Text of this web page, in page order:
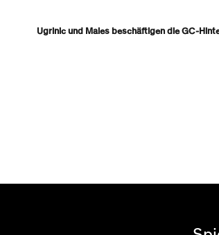
Ugrinic und Males beschäftigen die GC-